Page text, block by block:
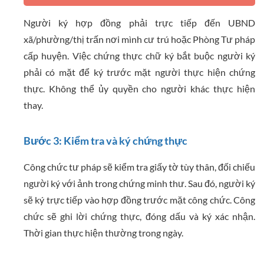
Người ký hợp đồng phải trực tiếp đến UBND
xã/phường/thị trấn nơi mình cư trú hoặc Phòng Tư pháp
cấp huyện. Việc chứng thực chữ ký bắt buộc người ký
phải có mặt để ký trước mặt người thực hiện chứng
thực. Không thể ủy quyền cho người khác thực hiện
thay.
Bước 3: Kiểm tra và ký chứng thực
Công chức tư pháp sẽ kiểm tra giấy tờ tùy thân, đối chiếu
người ký với ảnh trong chứng minh thư. Sau đó, người ký
sẽ ký trực tiếp vào hợp đồng trước mặt công chức. Công
chức sẽ ghi lời chứng thực, đóng dấu và ký xác nhận.
Thời gian thực hiện thường trong ngày.